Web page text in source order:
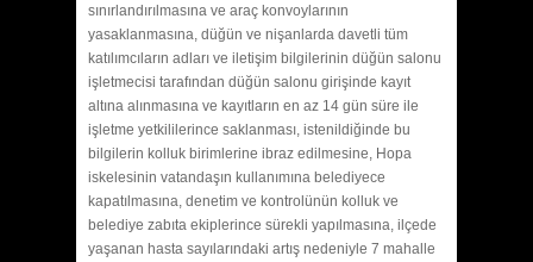
sınırlandırılmasına ve araç konvoylarının
yasaklanmasına, düğün ve nişanlarda davetli tüm
katılımcıların adları ve iletişim bilgilerinin düğün salonu
işletmecisi tarafından düğün salonu girişinde kayıt
altına alınmasına ve kayıtların en az 14 gün süre ile
işletme yetkililerince saklanması, istenildiğinde bu
bilgilerin kolluk birimlerine ibraz edilmesine, Hopa
iskelesinin vatandaşın kullanımına belediyece
kapatılmasına, denetim ve kontrolünün kolluk ve
belediye zabıta ekiplerince sürekli yapılmasına, ilçede
yaşanan hasta sayılarındaki artış nedeniyle 7 mahalle